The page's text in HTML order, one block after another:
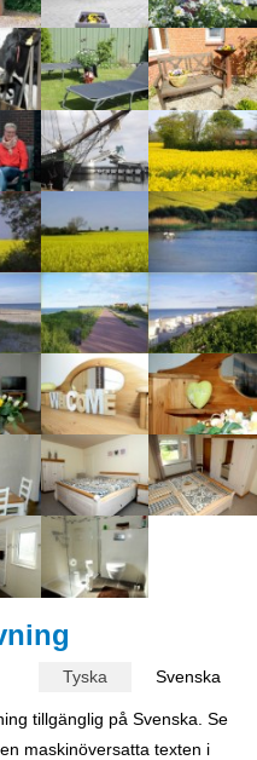
Tyska Svenska
tillgänglig på Svenska. Se
maskinöversatta texten i